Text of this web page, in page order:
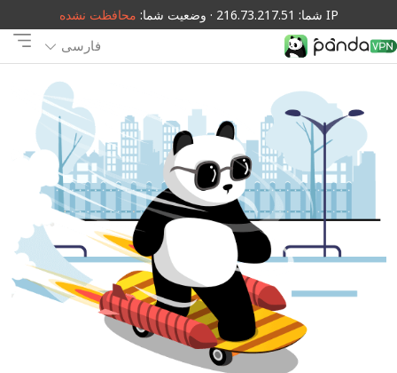
IP شما: 216.73.217.51 · وضعیت شما: محافظت نشده
فارسی